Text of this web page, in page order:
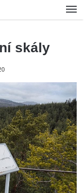
skály